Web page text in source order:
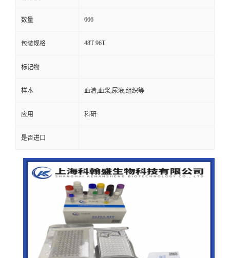
数量 666
包装规格 48T 96T
标记物
样本 血清,血浆,尿液,组织等
应用 科研
是否进口